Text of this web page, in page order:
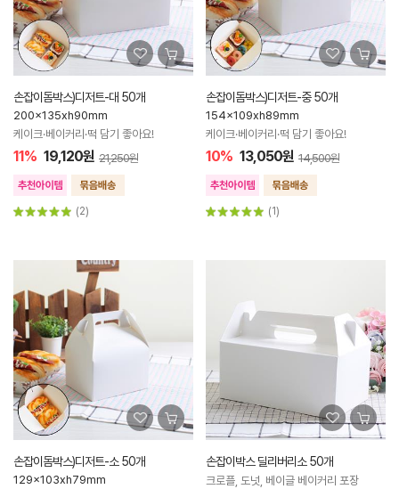
손잡이돔박스)디저트-대 50개
200x135xh90mm
케이크·베이커리·떡 담기 좋아요!
11% 19,120원 21,250원
(2)
손잡이돔박스)디저트-중 50개
154x109xh89mm
케이크·베이커리·떡 담기 좋아요!
10% 13,050원 14,500원
(1)
손잡이돔박스)디저트-소 50개
129x103xh79mm
손잡이박스 딜리버리소 50개
크로플, 도넛, 베이글 베이커리 포장